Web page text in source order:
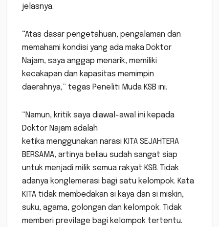
jelasnya.
“Atas dasar pengetahuan, pengalaman dan
memahami kondisi yang ada maka Doktor
Najam, saya anggap menarik, memiliki
kecakapan dan kapasitas memimpin
daerahnya,” tegas Peneliti Muda KSB ini.
“Namun, kritik saya diawal-awal ini kepada
Doktor Najam adalah
ketika menggunakan narasi KITA SEJAHTERA
BERSAMA, artinya beliau sudah sangat siap
untuk menjadi milik semua rakyat KSB. Tidak
adanya konglemerasi bagi satu kelompok. Kata
KITA tidak membedakan si kaya dan si miskin,
suku, agama, golongan dan kelompok. Tidak
memberi previlage bagi kelompok tertentu.